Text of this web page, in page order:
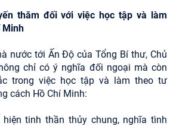
thăm đối với việc học tập và làm
Minh
nước tới Ấn Độ của Tổng Bí thư, Chủ
chỉ có ý nghĩa đối ngoại mà còn
trong việc học tập và làm theo tư
cách Hồ Chí Minh:
tinh thần thủy chung, nghĩa tình